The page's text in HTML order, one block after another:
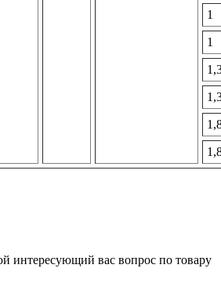
1
1
интересующий вас вопрос по товару